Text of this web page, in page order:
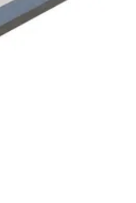
niet in de weg zit van dragende
Wil je liever niet